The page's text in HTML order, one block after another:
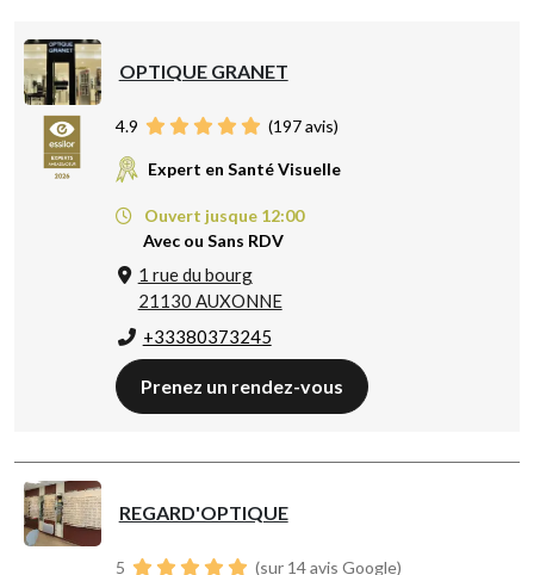
OPTIQUE GRANET
4.9 (197avis)
Expert en Santé Visuelle
Ouvert jusque 12:00
Avec ou Sans RDV
1 rue du bourg
21130 AUXONNE
+33380373245
Prenez un rendez-vous
REGARD'OPTIQUE
5
(sur 14 avis Google)